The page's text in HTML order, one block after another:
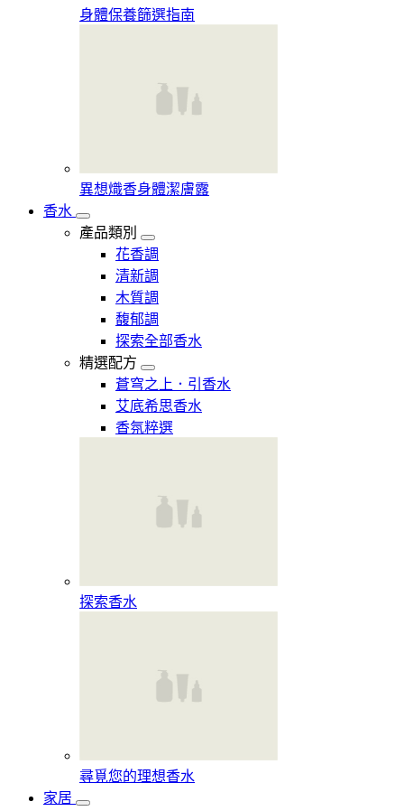
身體保養篩選指南
異想熾香身體潔膚露
香水
產品類別
花香調
清新調
木質調
馥郁調
探索全部香水
精選配方
蒼穹之上．引香水
艾底希思香水
香氛粹選
探索香水​
尋覓您的理想香水​
家居